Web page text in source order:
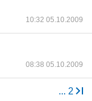
10:32 05.10.2009
08:38 05.10.2009
... 2